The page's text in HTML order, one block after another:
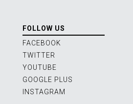
FOLLOW US
FACEBOOK
TWITTER
YOUTUBE
GOOGLE PLUS
INSTAGRAM